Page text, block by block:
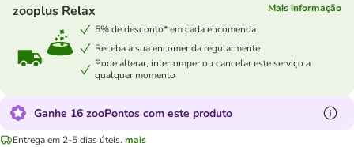
zooplus Relax
Mais informação
5% de desconto* em cada encomenda
Receba a sua encomenda regularmente
Pode alterar, interromper ou cancelar este serviço a
qualquer momento
Ganhe 16 zooPontos com este produto
Entrega em 2-5 dias úteis. mais